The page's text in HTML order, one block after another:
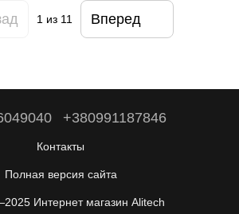
1 из 11 Вперед
+380991187846
Контакты
Полная версия сайта
Интернет магазин Alitech